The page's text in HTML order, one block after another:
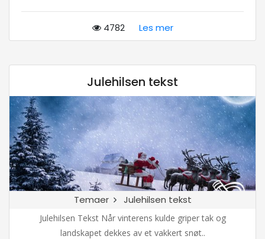
4782 Les mer
Julehilsen tekst
Temaer Julehilsen tekst
Julehilsen Tekst Når vinterens kulde griper tak og
landskapet dekkes av et vakkert snøt..